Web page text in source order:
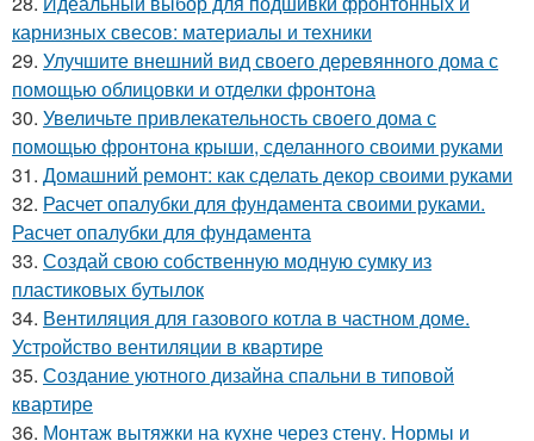
карнизных свесов: материалы и техники
29. Улучшите внешний вид своего деревянного дома с
помощью облицовки и отделки фронтона
30. Увеличьте привлекательность своего дома с
помощью фронтона крыши, сделанного своими руками
31. Домашний ремонт: как сделать декор своими руками
32. Расчет опалубки для фундамента своими руками.
Расчет опалубки для фундамента
33. Создай свою собственную модную сумку из
пластиковых бутылок
34. Вентиляция для газового котла в частном доме.
Устройство вентиляции в квартире
35. Создание уютного дизайна спальни в типовой
квартире
36. Монтаж вытяжки на кухне через стену. Нормы и